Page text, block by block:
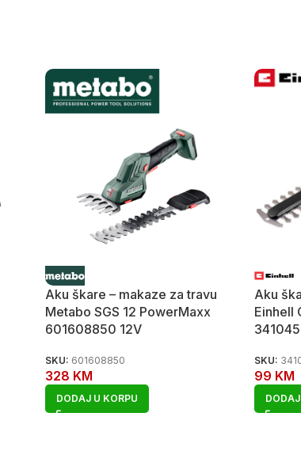
Aku škare – makaze za travu
Metabo SGS 12 PowerMaxx
601608850 12V
SKU: 601608850
328 KM
DODAJ U KORPU
Aku
Einhell
SKU:
99 KM